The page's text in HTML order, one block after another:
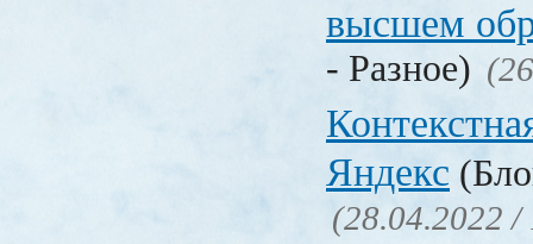
высшем
- Разное)
Яндекс
(28.04.2022 /